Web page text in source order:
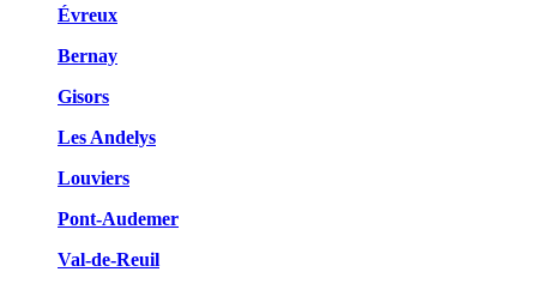
Évreux
Bernay
Gisors
Les Andelys
Louviers
Pont-Audemer
Val-de-Reuil